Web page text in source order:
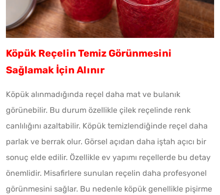
Köpük Reçelin Temiz Görünmesini
Sağlamak İçin Alınır
Köpük alınmadığında reçel daha mat ve bulanık
görünebilir. Bu durum özellikle çilek reçelinde renk
canlılığını azaltabilir. Köpük temizlendiğinde reçel daha
parlak ve berrak olur. Görsel açıdan daha iştah açıcı bir
sonuç elde edilir. Özellikle ev yapımı reçellerde bu detay
önemlidir. Misafirlere sunulan reçelin daha profesyonel
görünmesini sağlar. Bu nedenle köpük genellikle pişirme